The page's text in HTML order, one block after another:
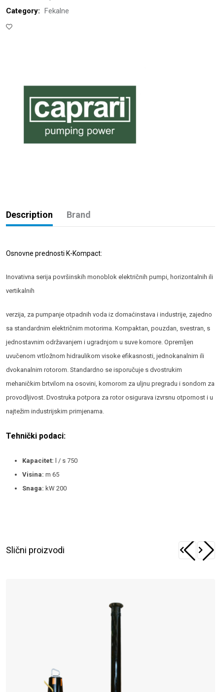
Category: Fekalne
Description Brand
Osnovne prednosti K-Kompact:
Inovativna serija površinskih monoblok električnih pumpi, horizontalnih ili
vertikalnih
verzija, za pumpanje otpadnih voda iz domaćinstava i industrije, zajedno
sa standardnim električnim motorima. Kompaktan, pouzdan, svestran, s
jednostavnim održavanjem i ugradnjom u suve komore. Opremljen
uvučenom vrtložnom hidraulikom visoke efikasnosti, jednokanalnim ili
dvokanalnim rotorom. Standardno se isporučuje s dvostrukim
mehaničkim brtvilom na osovini, komorom za uljnu pregradu i sondom za
provodljivost. Dvostruka potpora za rotor osigurava izvrsnu otpornost i u
najtežim industrijskim primjenama.
Tehnički podaci:
Kapacitet: l / s 750
Visina: m 65
Snaga: kW 200
Slični proizvodi